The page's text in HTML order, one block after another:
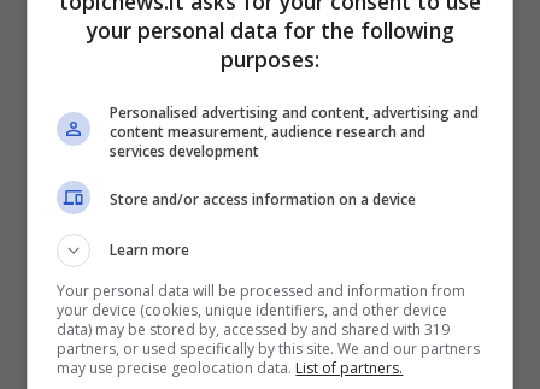
La giovane showgirl durante la dettagliata
intervista ha raccontato cosa per lei ha
allontanamento dai suoi familiari ed affetti. Un
periodo in cui una settaha completamente
ambito, da quello professionale a quello privato.
E sembrerebbe che tutto questo possa aver
influito sulla drammatica rottura con l’ex
marito Eros Ramazzotti.
your personal data for the following
purposes:
Personalised advertising and content, advertising and
content measurement, audience research and
services development
Store and/or access information on a device
Learn more
Your personal data will be processed and information from
your device (cookies, unique identifiers, and other device
data) may be stored by, accessed by and shared with 319
partners, or used specifically by this site. We and our partners
may use precise geolocation data. List of partners.